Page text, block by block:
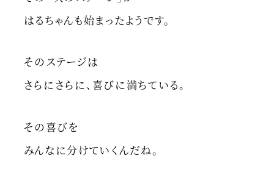
はるちゃんも始まったようです。
そのステージは
さらにさらに、喜びに満ちている。
その喜びを
みんなに分けていくんだね。